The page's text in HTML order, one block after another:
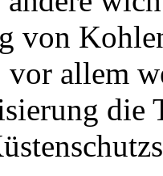
von
vor allem
die